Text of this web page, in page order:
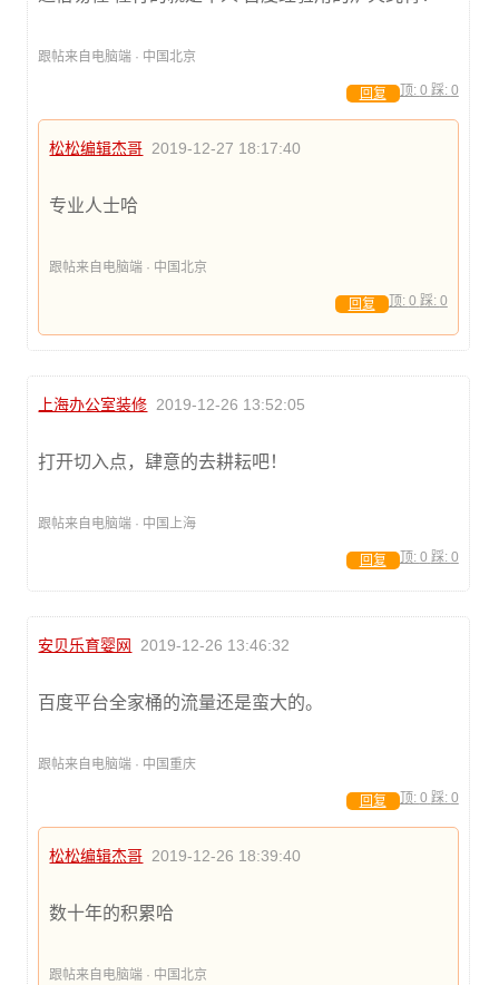
跟帖来自电脑端 · 中国北京
顶: 0 踩: 0
回复
松松编辑杰哥 2019-12-27 18:17:40
专业人士哈
跟帖来自电脑端 · 中国北京
顶: 0 踩: 0
回复
上海办公室装修 2019-12-26 13:52:05
打开切入点，肆意的去耕耘吧！
跟帖来自电脑端 · 中国上海
顶: 0 踩: 0
回复
安贝乐育婴网 2019-12-26 13:46:32
百度平台全家桶的流量还是蛮大的。
跟帖来自电脑端 · 中国重庆
顶: 0 踩: 0
回复
松松编辑杰哥 2019-12-26 18:39:40
数十年的积累哈
跟帖来自电脑端 · 中国北京